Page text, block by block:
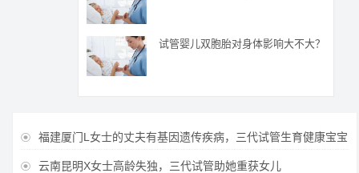
试管婴儿双胞胎对身体影响大不大？
 福建厦门L女士的丈夫有基因遗传疾病，三代试管生育健康宝宝
 云南昆明X女士高龄失独，三代试管助她重获女儿